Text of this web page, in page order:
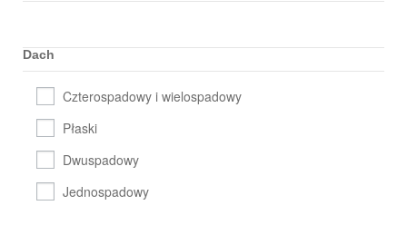
Dach
Jednospadowy
Płaski
Dwuspadowy
Czterospadowy i wielospadowy